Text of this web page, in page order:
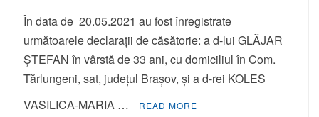
În data de 20.05.2021 au fost înregistrate
următoarele declaraţii de căsătorie: a d-lui GLĂJAR
ŞTEFAN în vârstă de 33 ani, cu domiciliul în Com.
Tărlungeni, sat, judeţul Braşov, şi a d-rei KOLES
VASILICA-MARIA …
READ MORE